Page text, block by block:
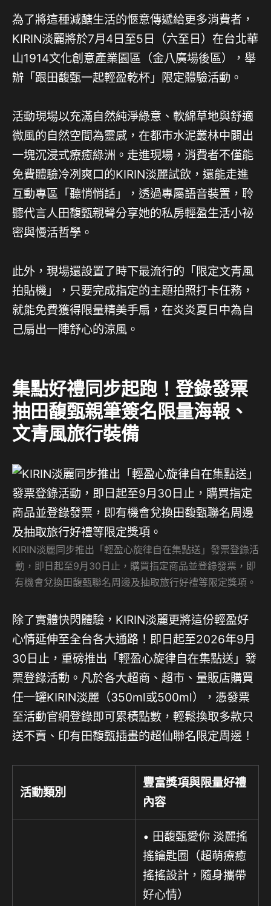
為了將這種減醣生活的愜意傳遞給更多消費者，
KIRIN淡麗將於7月4日至5日（六至日）在台北華
山1914文化創意產業園區（金八廣場後區），舉
辦「跟田馥甄一起輕盈乾杯」限定體驗活動。
活動現場以充滿自然純淨綠意、軟綿草地與舒適
微風的自然空間為靈感，在都市水泥叢林中闢出
一塊沉浸式療癒綠洲。走進現場，消費者不僅能
免費體驗冷冽爽口的KIRIN淡麗試飲，還能走進
互動專區「聽悄悄話」，透過專屬語音裝置，聆
聽代言人田馥甄親聲分享她的私房輕盈生活小祕
密與慢活哲學。
此外，現場還設置了時下最流行的「限定文青風
拍貼機」，只要完成指定的主題拍照打卡任務，
就能免費獲得限量精美手扇，在炎炎夏日中為自
己扇出一陣舒心的涼風。
集點好禮同步起跑！登錄發票
抽田馥甄親筆簽名限量海報、
文青風旅行裝備
KIRIN淡麗同步推出「輕盈心旋律自在集點送」發票登錄活
動，即日起至9月30日止，購買指定商品並登錄發票，即
有機會兌換田馥甄聯名周邊及抽取旅行好禮等限定獎項。
除了實體快閃體驗，KIRIN淡麗更將這份輕盈好
心情延伸至全台各大通路！即日起至2026年9月
30日止，重磅推出「輕盈心旋律自在集點送」發
票登錄活動。凡於各大超商、超市、量販店購買
任一罐KIRIN淡麗（350ml或500ml），憑發票
至活動官網登錄即可累積點數，輕鬆換取多款只
送不賣、印有田馥甄插畫的超仙聯名限定周邊！
活動類別
豐富獎項與限量好禮
內容
• 田馥甄愛你 淡麗搖
搖鑰匙圈（超萌療癒
搖搖設計，隨身攜帶
好心情）